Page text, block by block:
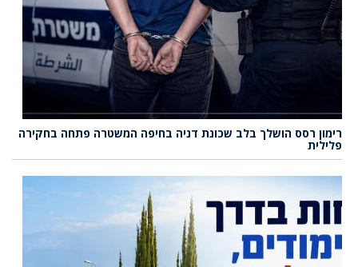
רימון רסס הושלך בלב שכונת דניה בחיפה המשטרה פתחה בחקירה
פלילית